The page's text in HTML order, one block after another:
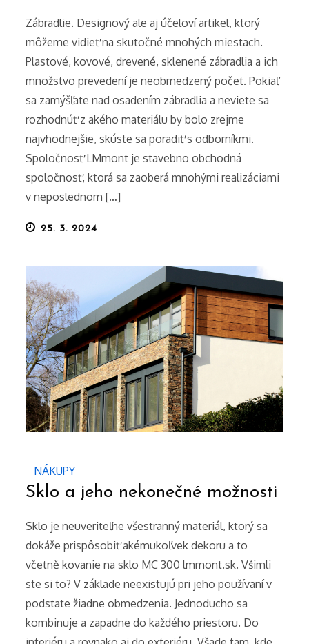
Zábradlie. Designový ale aj účeloví artikel, ktorý
môžeme vidieť na skutočné mnohých miestach.
Plastové, kovové, drevené, sklenené zábradlia a ich
množstvo prevedení je neobmedzený počet. Pokiaľ
sa zamýšľate nad osadením zábradlia a neviete sa
rozhodnúť z akého materiálu by bolo zrejme
najvhodnejšie, skúste sa poradiť s odborníkmi.
Spoločnosť LMmont je stavebno obchodná
spoločnosť, ktorá sa zaoberá mnohými realizáciami
v neposlednom […]
Posted
25. 3. 2024
NÁKUPY
Sklo a jeho nekonečné možnosti
Sklo je neuveriteľne všestranný materiál, ktorý sa
dokáže prispôsobiť akémukoľvek dekoru a to
včetně kovanie na sklo MC 300 lmmont.sk. Všimli
ste si to? V základe neexistujú pri jeho používaní v
podstate žiadne obmedzenia. Jednoducho sa
kombinuje a zapadne do každého priestoru. Do